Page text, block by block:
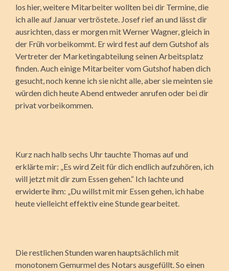
los hier, weitere Mitarbeiter wollten bei dir Termine, die
ich alle auf Januar vertröstete. Josef rief an und lässt dir
ausrichten, dass er morgen mit Werner Wagner, gleich in
der Früh vorbeikommt. Er wird fest auf dem Gutshof als
Vertreter der Marketingabteilung seinen Arbeitsplatz
finden. Auch einige Mitarbeiter vom Gutshof haben dich
gesucht, noch kenne ich sie nicht alle, aber sie meinten sie
würden dich heute Abend entweder anrufen oder bei dir
privat vorbeikommen.
Kurz nach halb sechs Uhr tauchte Thomas auf und
erklärte mir: „Es wird Zeit für dich endlich aufzuhören, ich
will jetzt mit dir zum Essen gehen.“ Ich lachte und
erwiderte ihm: „Du willst mit mir Essen gehen, ich habe
heute vielleicht effektiv eine Stunde gearbeitet.
Die restlichen Stunden waren hauptsächlich mit
monotonem Gemurmel des Notars ausgefüllt. So einen